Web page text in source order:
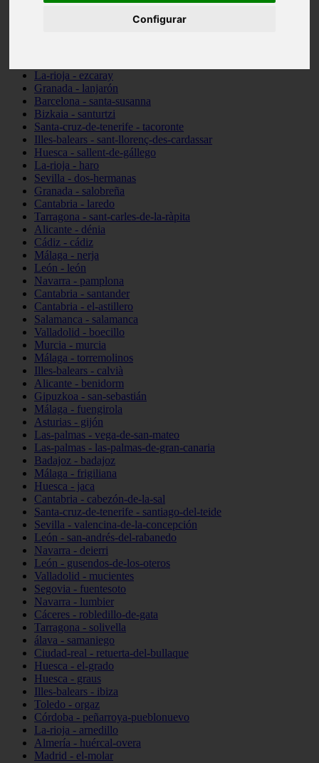
Configurar
Valladolid - fuensaldaña
La-rioja - ezcaray
Granada - lanjarón
Barcelona - santa-susanna
Bizkaia - santurtzi
Santa-cruz-de-tenerife - tacoronte
Illes-balears - sant-llorenç-des-cardassar
Huesca - sallent-de-gállego
La-rioja - haro
Sevilla - dos-hermanas
Granada - salobreña
Cantabria - laredo
Tarragona - sant-carles-de-la-ràpita
Alicante - dénia
Cádiz - cádiz
Málaga - nerja
León - león
Navarra - pamplona
Cantabria - santander
Cantabria - el-astillero
Salamanca - salamanca
Valladolid - boecillo
Murcia - murcia
Málaga - torremolinos
Illes-balears - calvià
Alicante - benidorm
Gipuzkoa - san-sebastián
Málaga - fuengirola
Asturias - gijón
Las-palmas - vega-de-san-mateo
Las-palmas - las-palmas-de-gran-canaria
Badajoz - badajoz
Málaga - frigiliana
Huesca - jaca
Cantabria - cabezón-de-la-sal
Santa-cruz-de-tenerife - santiago-del-teide
Sevilla - valencina-de-la-concepción
León - san-andrés-del-rabanedo
Navarra - deierri
León - gusendos-de-los-oteros
Valladolid - mucientes
Segovia - fuentesoto
Navarra - lumbier
Cáceres - robledillo-de-gata
Tarragona - solivella
álava - samaniego
Ciudad-real - retuerta-del-bullaque
Huesca - el-grado
Huesca - graus
Illes-balears - ibiza
Toledo - orgaz
Córdoba - peñarroya-pueblonuevo
La-rioja - arnedillo
Almería - huércal-overa
Madrid - el-molar